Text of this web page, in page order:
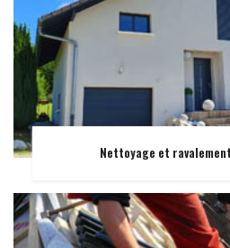
Nettoyage et